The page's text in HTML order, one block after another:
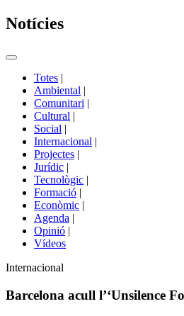
Notícies
Commutador
portals
Totes |
Ambiental |
Comunitari |
Cultural |
Social |
Internacional |
Projectes |
Jurídic |
Tecnològic |
Formació |
Econòmic |
Agenda |
Opinió |
Vídeos
Àmbit
la
Internacional
Barcelona acull l’‘Unsilence